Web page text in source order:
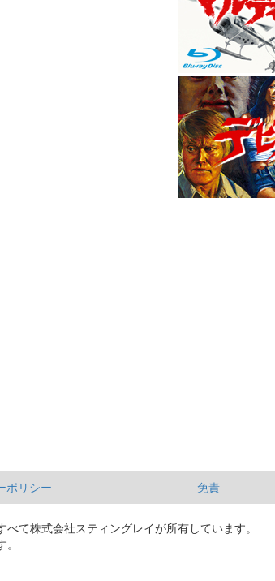
ポリシー 免責
て株式会社スティングレイが所有しています。